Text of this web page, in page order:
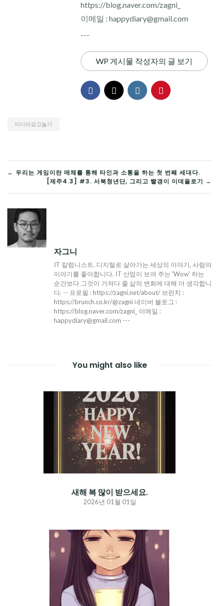
https://blog.naver.com/zagni_
이메일 : happydiary@gmail.com
---
WP 게시물 작성자의 글 보기
미디어갖고놀기
글
탐
색
← 우리는 게임이란 매체를 통해 타인과 소통을 하는 첫 번째 세대다.
[제주4.3] #3. 서북청년단, 그리고 빨갱이 이데올로기 →
자그니
IT 칼럼니스트. 디지털로 살아가는 세상의 이야기, 사람의
이야기를 좋아합니다. IT 산업이 보여 주는 'Wow' 하는
순간보다 그것이 가져다 줄 삶의 변화에 대해 더 생각합니
다. -- 프로필 : https://zagni.net/about/ 브런치 :
https://brunch.co.kr/@zagni 네이버 블로그 :
https://blog.naver.com/zagni_ 이메일 :
happydiary@gmail.com ---
You might also like
새해 복 많이 받으세요.
2026년 01월 01일